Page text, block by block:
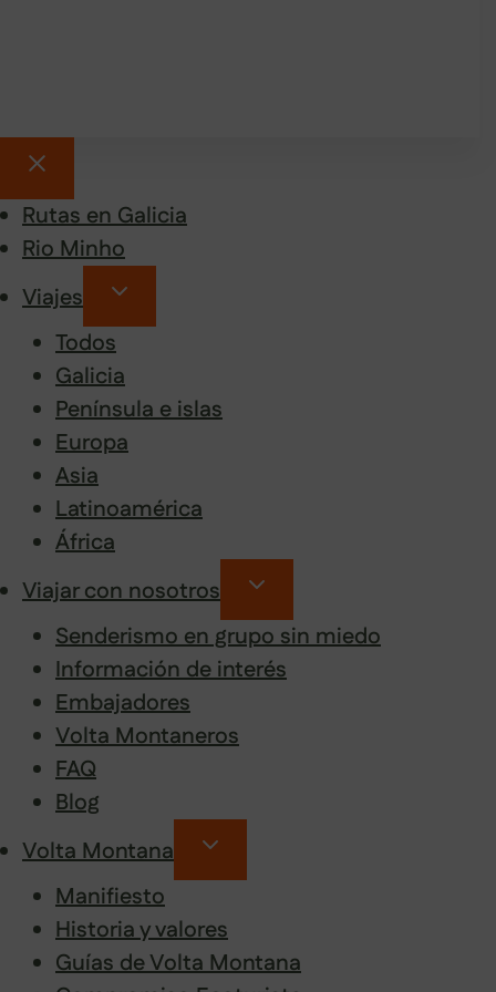
Rutas en Galicia
Rio Minho
Viajes
Todos
Galicia
Península e islas
Europa
Asia
Latinoamérica
África
Viajar con nosotros
Senderismo en grupo sin miedo
Información de interés
Embajadores
Volta Montaneros
FAQ
Blog
Volta Montana
Manifiesto
Historia y valores
Guías de Volta Montana